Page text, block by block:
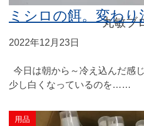
丸敏ブ
ミシロの餌。変わり
2022年12月23日
今日は朝から～冷え込んだ感
少し白くなっているのを……
用品